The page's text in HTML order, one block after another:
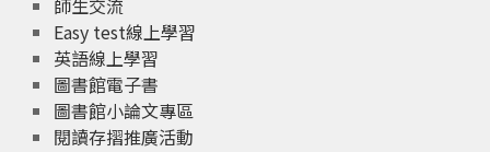
師生交流
Easy test線上學習
英語線上學習
圖書館電子書
圖書館小論文專區
閱讀存摺推廣活動